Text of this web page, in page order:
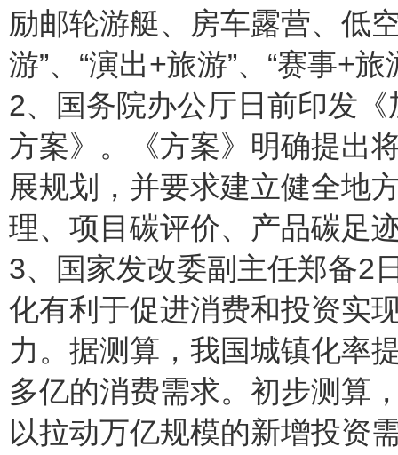
励邮轮游艇、房车露营、低
游”、“演出+旅游”、“赛事+
2、国务院办公厅日前印发
方案》。《方案》明确提出
展规划，并要求建立健全地
理、项目碳评价、产品碳足
3、国家发改委副主任郑备2
化有利于促进消费和投资实
力。据测算，我国城镇化率
多亿的消费需求。初步测算
以拉动万亿规模的新增投资